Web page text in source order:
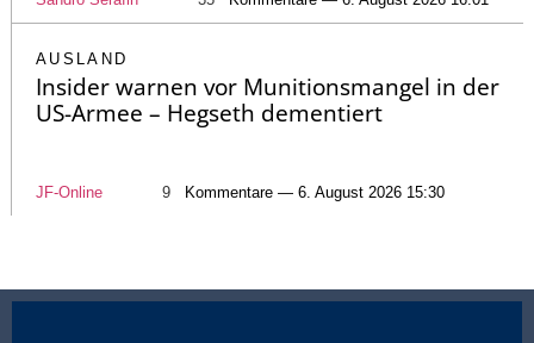
AUSLAND
Insider warnen vor Munitionsmangel in der
US-Armee – Hegseth dementiert
JF-Online 9 Kommentare — 6. August 2026 15:30